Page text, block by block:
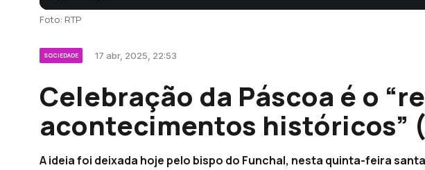
Foto: RTP
SOCIEDADE 17 abr, 2025, 22:53
Celebração da Páscoa é o
acontecimentos históricos”
A ideia foi deixada hoje pelo bispo do Funchal, nesta quinta-feira